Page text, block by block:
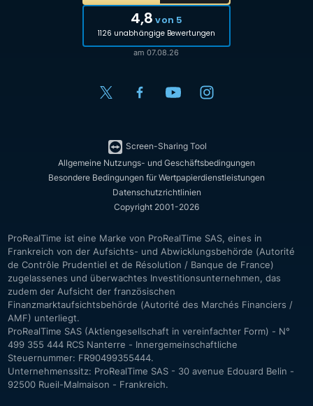
4,8 von 5
1126 unabhängige Bewertungen
am 07.08.26
Screen-Sharing Tool
Allgemeine Nutzungs- und Geschäftsbedingungen
Besondere Bedingungen für Wertpapierdienstleistungen
Datenschutzrichtlinien
Copyright 2001-2026
ProRealTime ist eine Marke von ProRealTime SAS, eines in
Frankreich von der Aufsichts- und Abwicklungsbehörde (Autorité
de Contrôle Prudentiel et de Résolution / Banque de France)
zugelassenes und überwachtes Investitionsunternehmen, das
zudem der Aufsicht der französischen
Finanzmarktaufsichtsbehörde (Autorité des Marchés Financiers /
AMF) unterliegt.
ProRealTime SAS (Aktiengesellschaft in vereinfachter Form) - N°
499 355 444 RCS Nanterre - Innergemeinschaftliche
Steuernummer: FR90499355444.
Unternehmenssitz: ProRealTime SAS - 30 avenue Edouard Belin -
92500 Rueil-Malmaison - Frankreich.